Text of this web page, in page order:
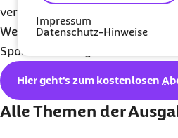
Impressum
Datenschutz-Hinweise
verdünnte Gemüsesäfte“, so
Weitere Informationen zum
Sporternährung finden
Hier geht's zum kostenlosen
Alle Themen der